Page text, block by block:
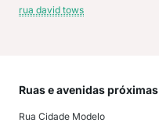
rua david tows
Ruas e avenidas próximas
Rua Cidade Modelo